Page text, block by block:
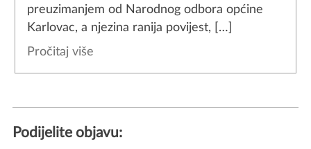
preuzimanjem od Narodnog odbora općine
Karlovac, a njezina ranija povijest, […]
Pročitaj više
Podijelite objavu: